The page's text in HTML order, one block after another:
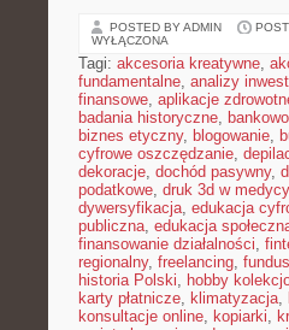
POSTED BY ADMIN
WYŁĄCZONA
Tagi: akcesoria kreatywne,
fundamentalne, analizy
finansowe, aplikacje
badania historyczne,
biznes etyczny, blogowanie,
cyfrowe oszczędzanie,
dekoracje, dochód pasywny,
podatkowe, druk 3d w
dywersyfikacja, edukacja
publiczna, edukacja
finansowanie działalności,
regionalny, freelancing,
historia Polski, hobby
karty płatnicze, klimatyzacja,
konsultacje online, kopiarki,